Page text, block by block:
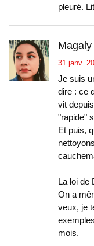
pleuré.
31 janv.
Je suis
dire : ce
vit
"rapide"
Et puis,
La loi de
On a
veux, je
mois.